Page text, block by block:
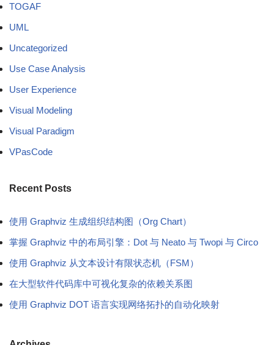
TOGAF
UML
Uncategorized
Use Case Analysis
User Experience
Visual Modeling
Visual Paradigm
VPasCode
Recent Posts
使用 Graphviz 生成组织结构图（Org Chart）
掌握 Graphviz 中的布局引擎：Dot 与 Neato 与 Twopi 与 Circo
使用 Graphviz 从文本设计有限状态机（FSM）
在大型软件代码库中可视化复杂的依赖关系图
使用 Graphviz DOT 语言实现网络拓扑的自动化映射